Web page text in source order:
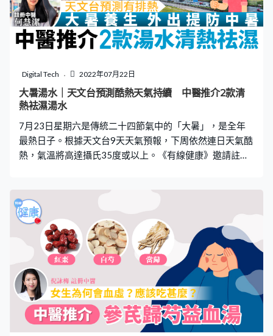
導致乳腺炎呢？ 從中醫的角度看，塞奶可分為外因和內
因： 外因： 【1】不小心讓寶寶咬破乳頭，令乳房受感
染； 【2】沒有定時排空乳汁，令乳汁積存，日久化熱成
乳房受傷，影響乳腺通暢。 內因： 【4】燥熱——中醫認
為，乳房屬足陽明胃經，乳汁為氣血所生化，產前產後大
量進食辛燥補品、肥膩食物都會導致胃熱旺盛，乳汁偏向
兆，就要停服魚湯、豬腳薑等補品。 【5
Digital Tech 2022年07月22日
大暑湯水｜天文台預測酷熱天氣持續 中醫推介2款清
熱袪濕湯水
7月23日星期六是傳統二十四節氣中的「大暑」，是全年
最熱日子。根據天文台9天天氣預報，下周依然連日天氣酷
熱，氣溫將高達攝氏35度或以上。《有線健康》邀請註冊
士： 大暑來臨，是夏日的最後一個節氣，同時亦標誌首著
全年最熱的時間到了。這段時間香港的平均氣溫可達30度
以上。大暑前後是一年中日照時間最長的日子，亦是三伏
天中的中伏前後，中醫說：「暑必夾濕」，這段時間天氣
炎熱難耐，但又常常伴有大雨、雷暴以及颱風的出現，產
生濕熱交蒸的氣候特點。這些氣候特點，導致特別多見以
下幾種夏日常見病： 推薦閱讀：天氣酷熱｜冷氣機唔夠
涼？調低溫度原來做錯！日本節目教2分鐘速降溫秘技
【1】皮膚濕熱問題 夏日期間門診中來看暗瘡、頭瘡、毛
囊炎，這類與濕熱、感染相關的皮膚問題的病人明顯增